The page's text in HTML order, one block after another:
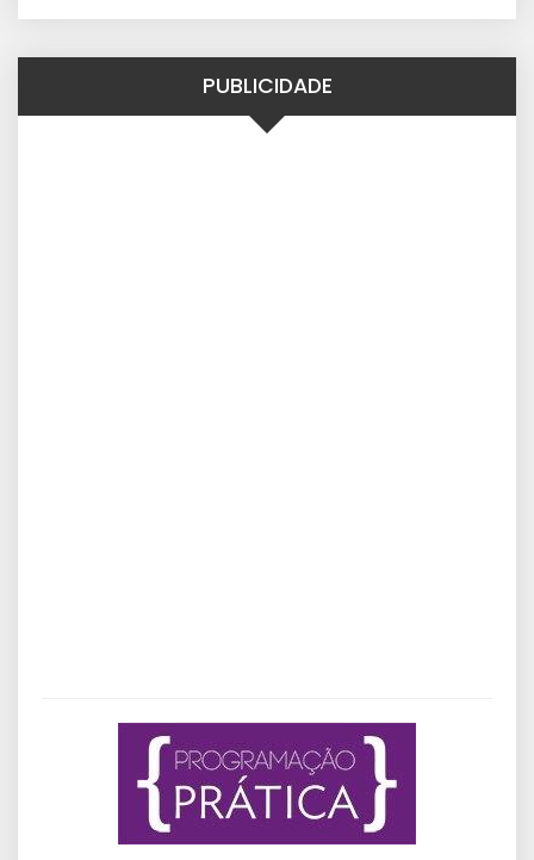
PUBLICIDADE